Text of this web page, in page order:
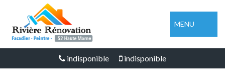
MENU
indisponible indisponible